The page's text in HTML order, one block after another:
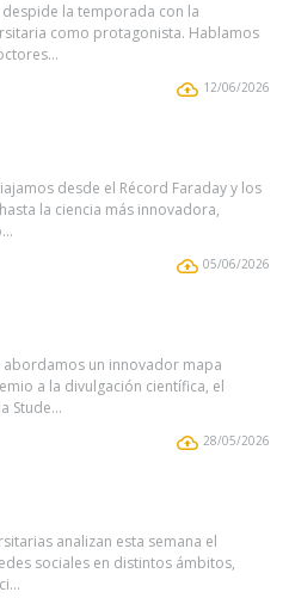
la temporada con la
como protagonista. Hablamos
12/06/2026
desde el Récord Faraday y los
la ciencia más innovadora,
05/06/2026
abordamos un innovador mapa
a la divulgación científica, el
Stude...
28/05/2026
analizan esta semana el
sociales en distintos ámbitos,